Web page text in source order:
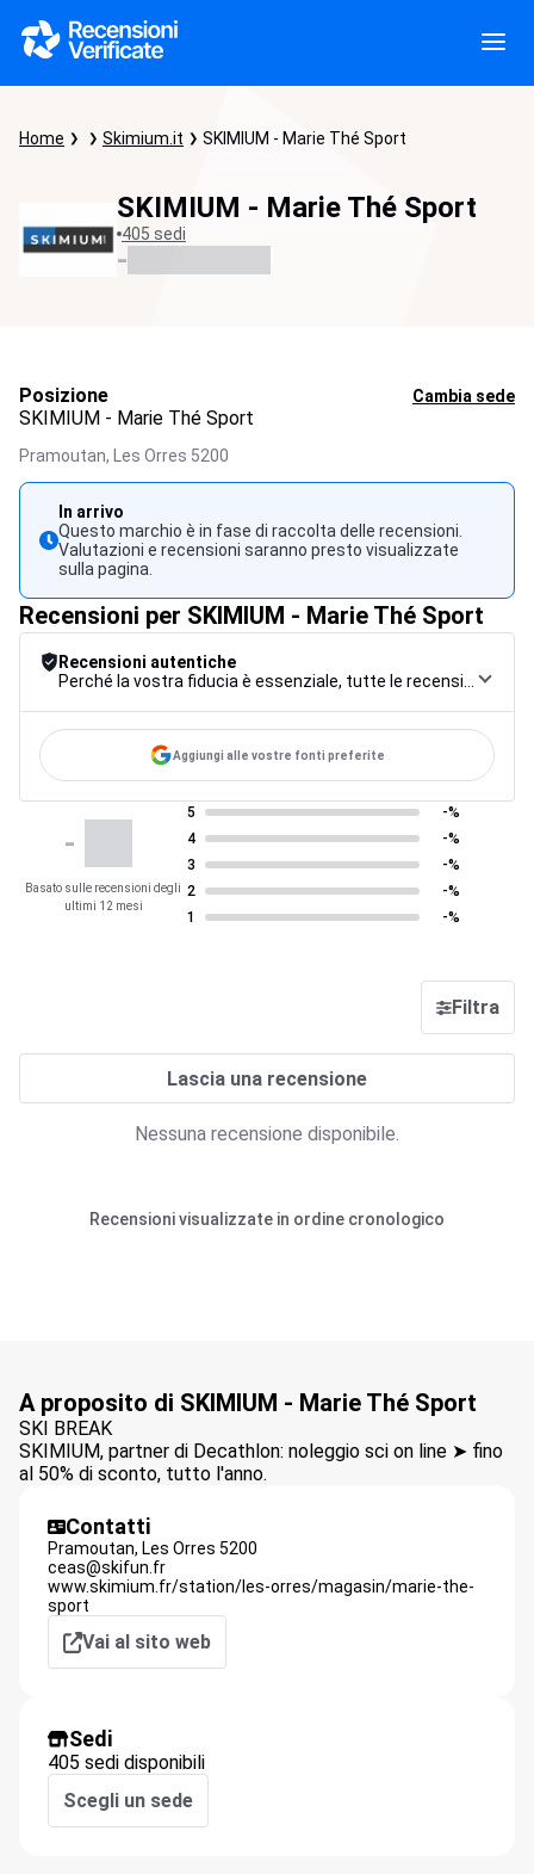
Home Skimium.it SKIMIUM - Marie Thé Sport
SKIMIUM - Marie Thé Sport
405 sedi
-
Posizione Cambia sede
SKIMIUM - Marie Thé Sport
Pramoutan, Les Orres 5200
In arrivo
Questo marchio è in fase di raccolta delle recensioni.
Valutazioni e recensioni saranno presto visualizzate
sulla pagina.
Recensioni per SKIMIUM - Marie Thé Sport
Recensioni autentiche
Aggiungi alle vostre fonti preferite
-
Basato sulle recensioni degli
ultimi 12 mesi
5
-%
4
-%
3
-%
2
-%
1
-%
Filtra
Lascia una recensione
Nessuna recensione disponibile.
Recensioni visualizzate in ordine cronologico
A proposito di SKIMIUM - Marie Thé Sport
SKI BREAK
SKIMIUM, partner di Decathlon: noleggio sci on line ➤ fino
al 50% di sconto, tutto l'anno.
Contatti
Pramoutan, Les Orres 5200
ceas@skifun.fr
www.skimium.fr/station/les-orres/magasin/marie-the-
sport
Vai al sito web
Sedi
405 sedi disponibili
Scegli un sede